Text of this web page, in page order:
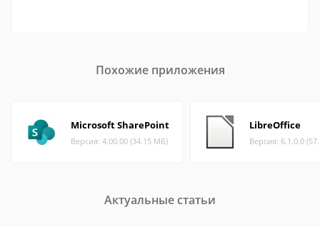
Похожие приложения
Microsoft SharePoint
Версия: 4.00.00 (34.15 МБ)
LibreOffice
Версия: 6.1.0.0
Актуальные статьи